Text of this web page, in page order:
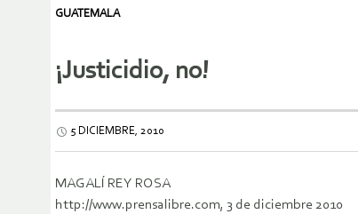
GUATEMALA
¡Justicidio, no!
5 DICIEMBRE, 2010
MAGALÍ REY ROSA
http://www.prensalibre.com, 3 de diciembre 2010